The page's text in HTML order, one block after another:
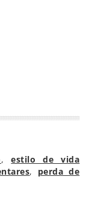
,estilo de vida
, perda de